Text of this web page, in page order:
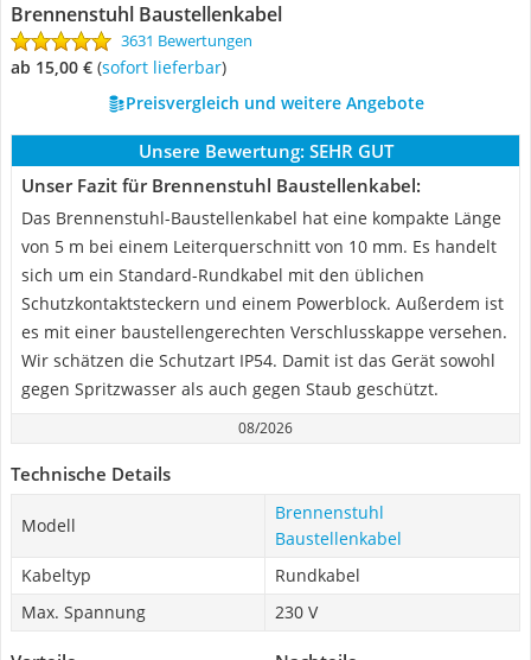
Brennenstuhl Baustellenkabel
3631 Bewertungen
ab 15,00 € ( Sofort lieferbar)
Preisvergleich und weitere Angebote
Unsere Bewertung: SEHR GUT
Unser Fazit für Brennenstuhl Baustellenkabel:
Das Brennenstuhl-Baustellenkabel hat eine kompakte Länge
von 5 m bei einem Leiterquerschnitt von 10 mm. Es handelt
sich um ein Standard-Rundkabel mit den üblichen
Schutzkontaktsteckern und einem Powerblock. Außerdem ist
es mit einer baustellengerechten Verschlusskappe versehen.
Wir schätzen die Schutzart IP54. Damit ist das Gerät sowohl
gegen Spritzwasser als auch gegen Staub geschützt.
08/2026
Technische Details
Modell
Brennenstuhl
Baustellenkabel
Kabeltyp
Rundkabel
Max. Spannung
230 V